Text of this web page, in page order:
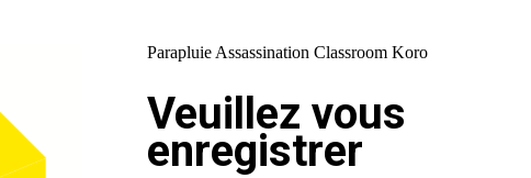
Parapluie Assassination Classroom Koro
Veuillez vous
enregistrer